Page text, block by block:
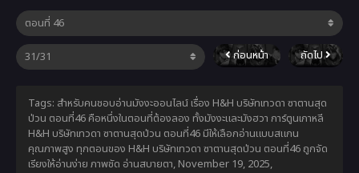
ก่อนหน้า ถัดไป
Tags: สำหรับคนชอบอ่านมังงะออนไลน์ เรื่อง H&H บริษัทเทวดา ซาตานสุด
ป่วน ตอนที่46 คือหนึ่งในตอนที่ต้องลอง ทั้งมังงะและมังฮวา การ์ตูนเกาหลี
H&H บริษัทเทวดา ซาตานสุดป่วน ตอนที่46 มีให้เลือกอ่านแบบสแกน
คุณภาพสูง ทุกตอนของ H&H บริษัทเทวดา ซาตานสุดป่วน ตอนที่46 ถูกจัด
เรียงให้อ่านง่าย ภาพชัด อ่านสบายตา, November 19, 2025,